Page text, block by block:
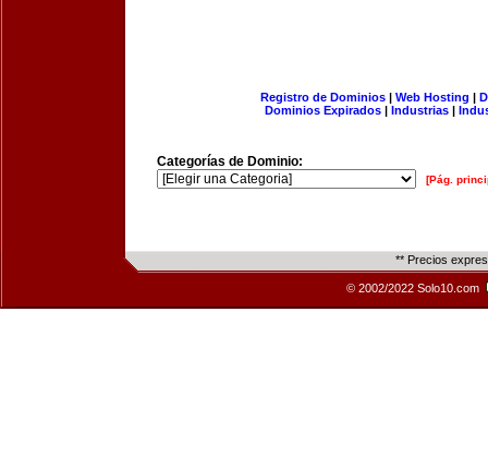
Registro de Dominios| Web Hosting |
Dominios Expirados | Industrias |
Categorías de Dominio:
[Pág.
** Precios
© 2002/2022 Solo10.com